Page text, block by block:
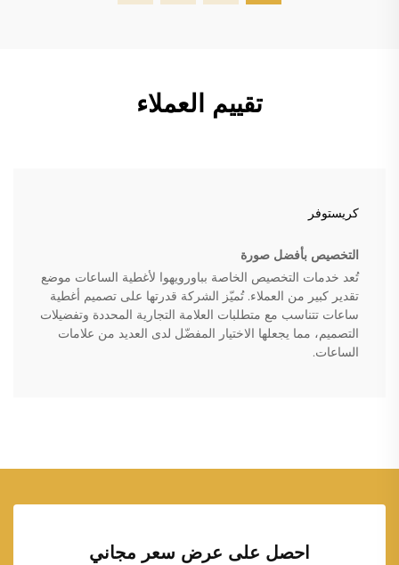
تقييم العملاء
كريستوفر
التخصيص بأفضل صورة
تُعد خدمات التخصيص الخاصة بباورويهوا لأغطية الساعات موضع
تقدير كبير من العملاء. تُميّز الشركة قدرتها على تصميم أغطية
ساعات تتناسب مع متطلبات العلامة التجارية المحددة وتفضيلات
التصميم، مما يجعلها الاختيار المفضّل لدى العديد من علامات
الساعات.
احصل على عرض سعر مجاني